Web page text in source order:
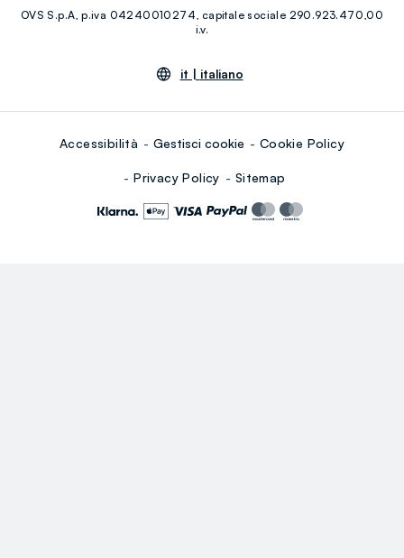
Youtube Linkedin
OVS S.p.A, p.iva 04240010274, capitale sociale 290.923.470,00
i.v.
it | italiano
Accessibilità Gestisci cookie Cookie Policy
Privacy Policy Sitemap